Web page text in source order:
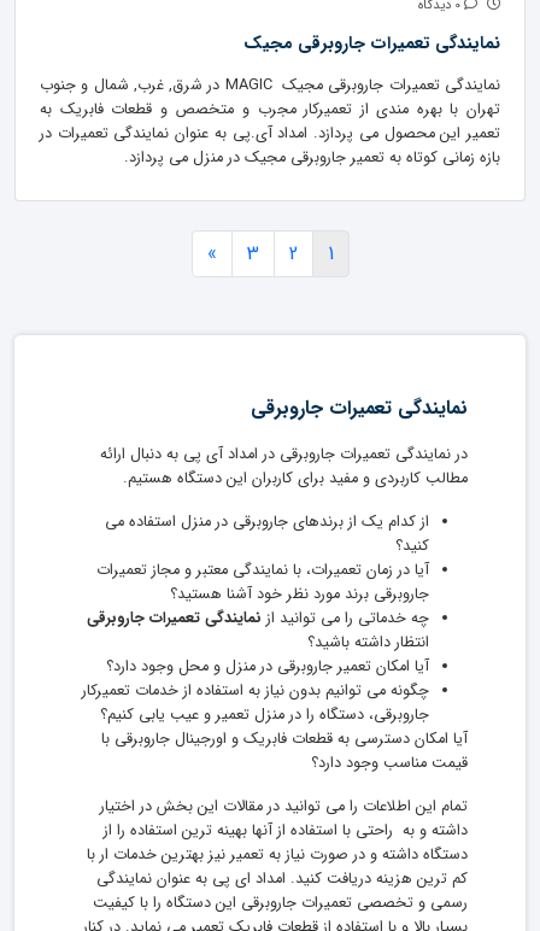
نمایندگی تعمیرات جاروبرقی مجیک
نمایندگی تعمیرات جاروبرقی مجیک MAGIC در شرق, غرب, شمال و جنوب
تهران با بهره مندی از تعمیرکار مجرب و متخصص و قطعات فابریک به
تعمیر این محصول می پردازد. امداد آی.پی به عنوان نمایندگی تعمیرات در
بازه زمانی کوتاه به تعمیر جاروبرقی مجیک در منزل می پردازد.
1
2
3
»
نمایندگی تعمیرات جاروبرقی
در نمایندگی تعمیرات جاروبرقی در امداد آی پی به دنبال ارائه
مطالب کاربردی و مفید برای کاربران این دستگاه هستیم.
از کدام یک از برندهای جاروبرقی در منزل استفاده می
کنید؟
آیا در زمان تعمیرات، با نمایندگی معتبر و مجاز تعمیرات
جاروبرقی برند مورد نظر خود آشنا هستید؟
چه خدماتی را می توانید از نمایندگی تعمیرات جاروبرقی
انتظار داشته باشید؟
آیا امکان تعمیر جاروبرقی در منزل و محل وجود دارد؟
چگونه می توانیم بدون نیاز به استفاده از خدمات تعمیرکار
جاروبرقی، دستگاه را در منزل تعمیر و عیب یابی کنیم؟
آیا امکان دسترسی به قطعات فابریک و اورجینال جاروبرقی با
قیمت مناسب وجود دارد؟
تمام این اطلاعات را می توانید در مقالات این بخش در اختیار
داشته و به راحتی با استفاده از آنها بهینه ترین استفاده را از
دستگاه داشته و در صورت نیاز به تعمیر نیز بهترین خدمات ار با
کم ترین هزینه دریافت کنید. امداد ای پی به عنوان نمایندگی
رسمی و تخصصی تعمیرات جاروبرقی این دستگاه را با کیفیت